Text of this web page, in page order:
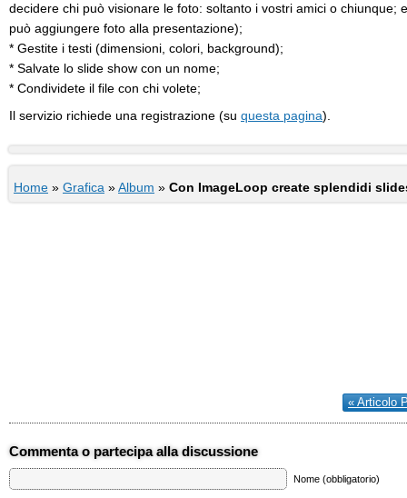
decidere chi può visionare le foto: soltanto i vostri amici o chiunque;
può aggiungere foto alla presentazione);
* Gestite i testi (dimensioni, colori, background);
* Salvate lo slide show con un nome;
* Condividete il file con chi volete;
Il servizio richiede una registrazione (su questa pagina).
Home » Grafica »Album » Con ImageLoop create splendidi
« Articolo
Commenta o partecipa alla discussione
Nome (obbligatorio)